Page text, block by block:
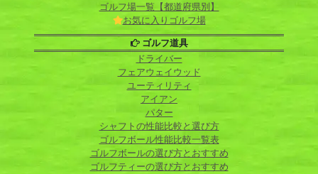
ゴルフ場一覧【都道府県別】
お気に入りゴルフ場
ゴルフ道具
ドライバー
フェアウェイウッド
ユーティリティ
アイアン
パター
シャフトの性能比較と選び方
ゴルフボール性能比較一覧表
ゴルフボールの選び方とおすすめ
ゴルフティーの選び方とおすすめ